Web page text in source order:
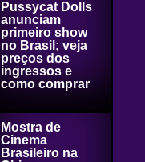
Pussycat Dolls
anunciam
primeiro show
no Brasil; veja
preços dos
ingressos e
como comprar
Mostra de
Cinema
Brasileiro na